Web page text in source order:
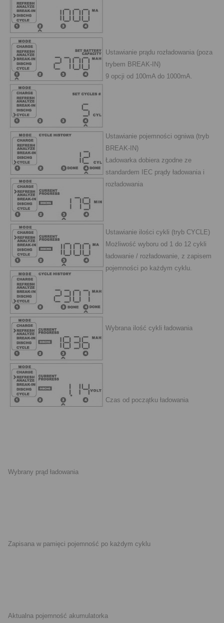
Ustawianie prądu rozładowania (poza
trybem BREAK-IN)
9 opcji od 100mA do 1000mA.
Ustawianie pojemności ogniwa (tryb
BREAK-IN)
Ładowarka dobiera zgodne ze
standardem IEC prądy ładowania i
rozładowania
Ustawianie ilości cykli (tryb CYCLE)
Możliwość wyboru od 1 do 12 cykli
ładowanie / rozładowanie, z zapisem
pojemności po każdym cyklu.
Wybrana ilość cykli ładowania
Czas od początku ładowania
Wybrany prąd ładowania
Zapisana w pamięci pojemność po każdym cyklu
Aktualna pojemność akumulatorka